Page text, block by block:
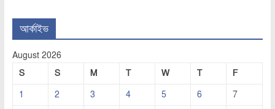
আর্কাইভ
August 2026
S
S M T W T
F
1
2 3 4 5 6
7